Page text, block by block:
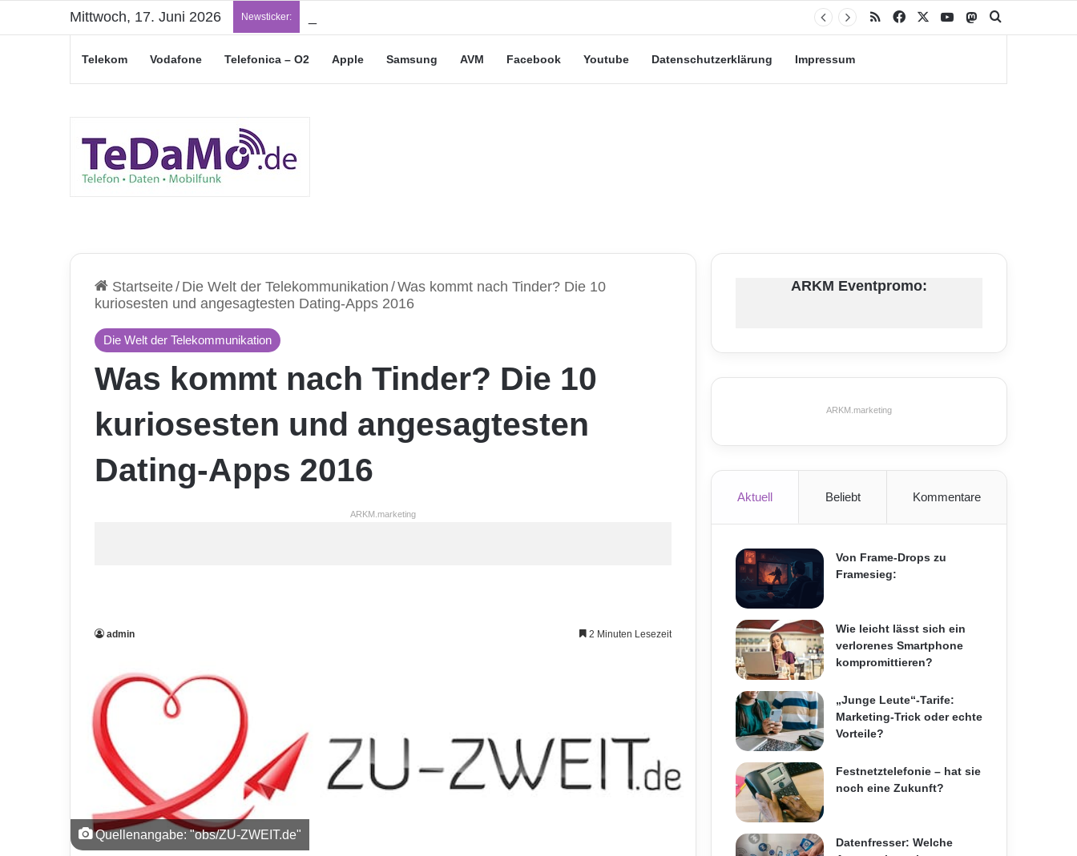
Mittwoch, 17. Juni 2026 Newsticker: RSS Facebook YouTubeMastodon
Telekom Vodafone Telefonica – O2 Apple Samsung AVM Facebook Youtube Datenschutzerklärung Impressum
Startseite/ Die Welt der Telekommunikation /Was kommt nach Tinder? Die 10
kuriosesten und angesagtesten Dating-Apps 2016
Die Welt der Telekommunikation
Was kommt nach Tinder? Die 10
kuriosesten und angesagtesten
Dating-Apps 2016
ARKM.marketing
admin 2 Minuten Lesezeit
Quellenangabe: "obs/ZU-ZWEIT.de"
ARKM Eventpromo:
ARKM.marketing
Aktuell Beliebt Kommentare
Von Frame-Drops zu
Framesieg:
Wie leicht lässt sich ein
verlorenes Smartphone
kompromittieren?
„Junge Leute“-Tarife:
Marketing-Trick oder echte
Vorteile?
Festnetztelefonie – hat sie
noch eine Zukunft?
Datenfresser: Welche